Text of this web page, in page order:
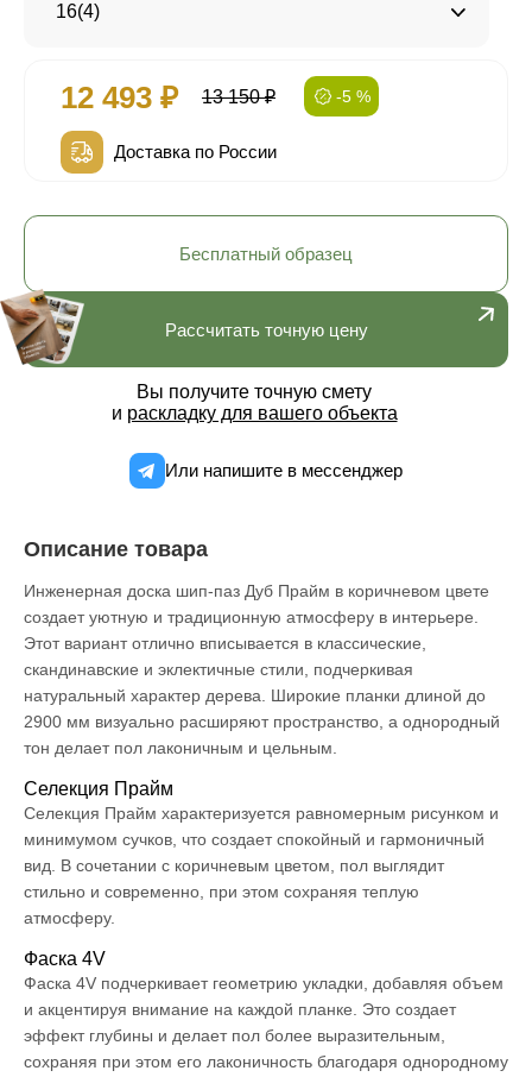
16(4)
12 493 ₽ 13 150 ₽ -5 %
Доставка по России
Рассчитать точную цену
Вы получите точную смету
и раскладку для вашего объекта
Или напишите в мессенджер
Бесплатный образец
Описание товара
Инженерная доска шип-паз Дуб Прайм в коричневом цвете
создает уютную и традиционную атмосферу в интерьере.
Этот вариант отлично вписывается в классические,
скандинавские и эклектичные стили, подчеркивая
натуральный характер дерева. Широкие планки длиной до
2900 мм визуально расширяют пространство, а однородный
тон делает пол лаконичным и цельным.
Селекция Прайм
Селекция Прайм характеризуется равномерным рисунком и
минимумом сучков, что создает спокойный и гармоничный
вид. В сочетании с коричневым цветом, пол выглядит
стильно и современно, при этом сохраняя теплую
атмосферу.
Фаска 4V
Фаска 4V подчеркивает геометрию укладки, добавляя объем
и акцентируя внимание на каждой планке. Это создает
эффект глубины и делает пол более выразительным,
сохраняя при этом его лаконичность благодаря однородному